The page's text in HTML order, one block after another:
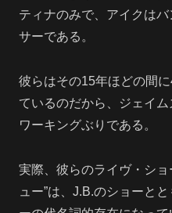
ティナのみで、アイクは
サーである。
彼らはその15年ほどの間
ているのだから、ジェイ
ワーキングぶりである。
実際、彼らのライヴ・シ
ュー”は、J.B.のショーと